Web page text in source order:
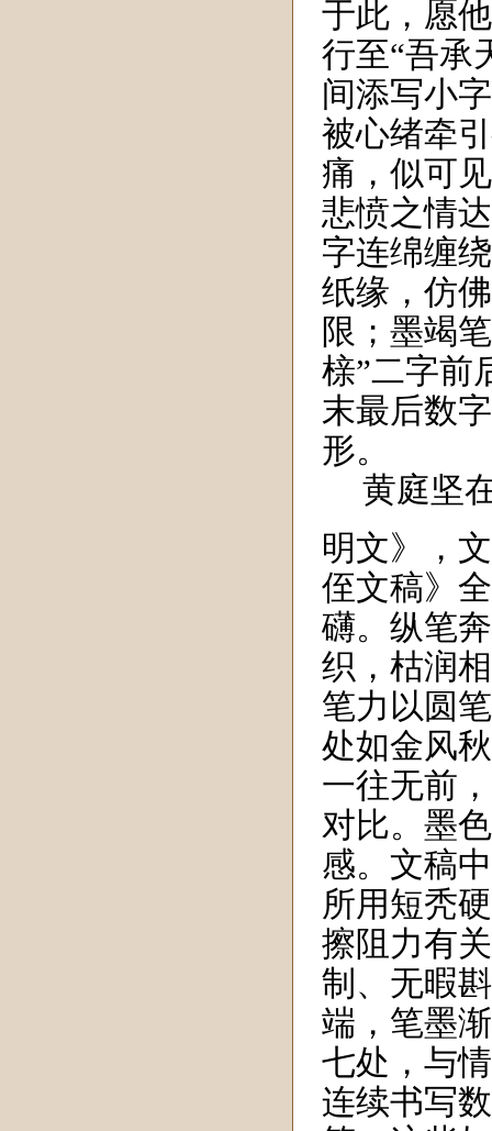
于此，愿
行至“吾承
间添写小
被心绪牵
痛，似可
悲愤之情
字连绵缠
纸缘，仿
限；墨竭
榇”二字前
末最后数
形。
黄庭坚
明文》，
侄文稿》
礴。纵笔
织，枯润
笔力以圆
处如金风
一往无前
对比。墨
感。文稿
所用短秃
擦阻力有
制、无暇
端，笔墨
七处，与
连续书写